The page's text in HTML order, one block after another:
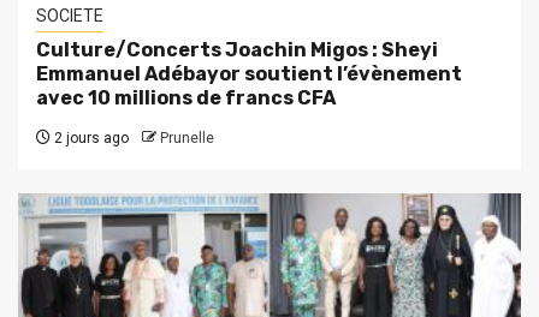
SOCIETE
Culture/Concerts Joachin Migos : Sheyi
Emmanuel Adébayor soutient l’évènement
avec 10 millions de francs CFA
2 jours ago Prunelle